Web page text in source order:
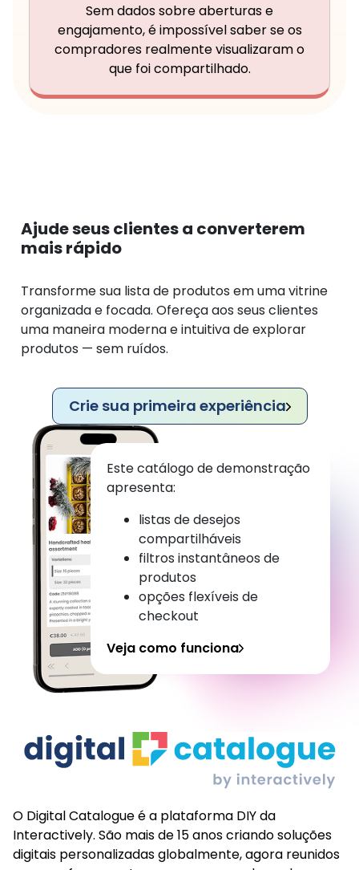
Sem dados sobre aberturas e
engajamento, é impossível saber se os
compradores realmente visualizaram o
que foi compartilhado.
Ajude seus clientes a converterem
mais rápido
Transforme sua lista de produtos em uma vitrine
organizada e focada. Ofereça aos seus clientes
uma maneira moderna e intuitiva de explorar
produtos — sem ruídos.
Crie sua primeira experiência
Este catálogo de demonstração
apresenta:
listas de desejos
compartilháveis
filtros instantâneos de
produtos
opções flexíveis de
checkout
Veja como funciona
O Digital Catalogue é a plataforma DIY da
Interactively. São mais de 15 anos criando soluções
digitais personalizadas globalmente, agora reunidos